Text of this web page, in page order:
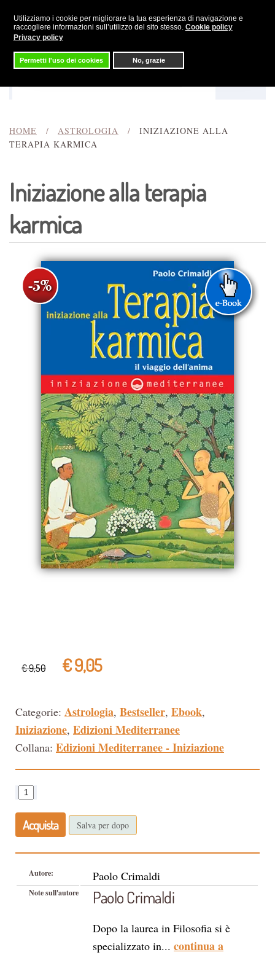
Utilizziamo i cookie per migliorare la tua esperienza di navigazione e
raccogliere informazioni sull’utilizzo del sito stesso. Cookie policy
Privacy policy
Permetti l'uso dei cookies No, grazie
Skip to main content
HOME ASTROLOGIA
INIZIAZIONE ALLA
TERAPIA KARMICA
Iniziazione alla terapia
karmica
€ 9,50 € 9,05
Categorie: Astrologia, Bestseller, Ebook,
Iniziazione, Edizioni Mediterranee
Collana: Edizioni Mediterranee - Iniziazione
Acquista Salva per dopo
Autore: Paolo Crimaldi
Note sull'autore Paolo Crimaldi
Dopo la laurea in Filosofia si è
specializzato in... continua a